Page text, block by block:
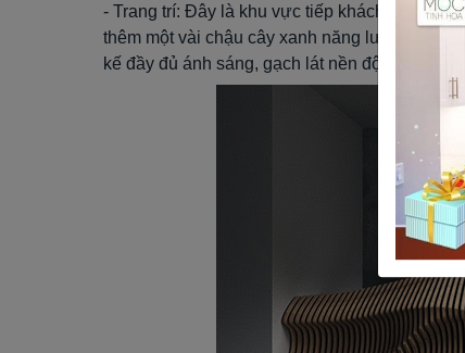
- Trang trí: Đây là khu vực tiếp khách chính
thêm một vài chậu cây xanh năng lượng hoặc
kế đầy đủ ánh sáng, gạch lát nền độc đáo để